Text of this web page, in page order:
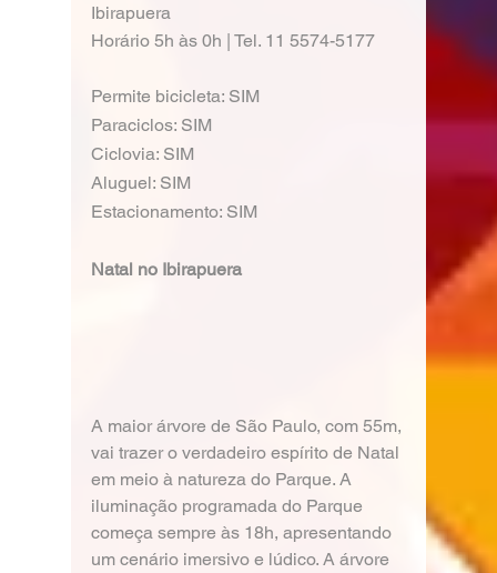
Ibirapuera
Horário 5h às 0h | Tel. 11 5574-5177
Permite bicicleta: SIM
Paraciclos: SIM
Ciclovia: SIM
Aluguel: SIM
Estacionamento: SIM
Natal no Ibirapuera
A maior árvore de São Paulo, com 55m,
vai trazer o verdadeiro espírito de Natal
em meio à natureza do Parque. A
iluminação programada do Parque
começa sempre às 18h, apresentando
um cenário imersivo e lúdico. A árvore